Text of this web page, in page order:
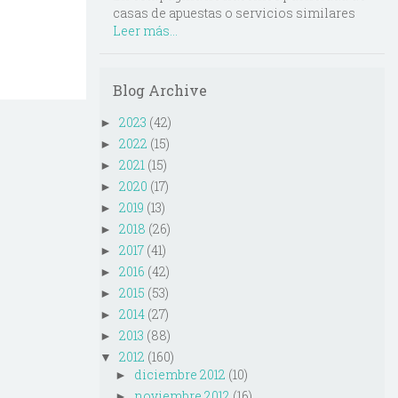
casas de apuestas o servicios similares
Leer más...
Blog Archive
► 2023 (42)
► 2022 (15)
► 2021 (15)
► 2020 (17)
► 2019 (13)
► 2018 (26)
► 2017 (41)
► 2016 (42)
► 2015 (53)
► 2014 (27)
► 2013 (88)
▼ 2012 (160)
► diciembre 2012 (10)